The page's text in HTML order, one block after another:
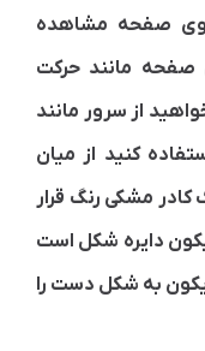
صفحه مشاهده
مانند حرکت
از سرور مانند
کنید از میان
مشکی رنگ قرار
دایره شکل است
به شکل دست را